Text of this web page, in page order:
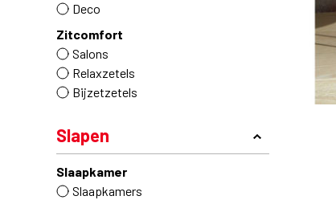
Deco
Zitcomfort
Salons
Relaxzetels
Bijzetzetels
Slapen
Slaapkamer
Slaapkamers